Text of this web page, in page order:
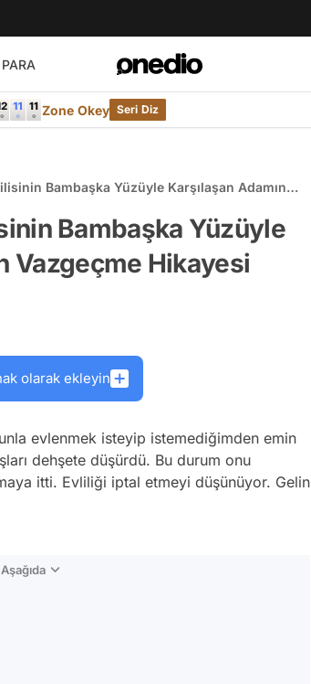
PARA
Zone Okey Seri Diz
Bambaşka Yüzüyle Karşılaşan Adamın
Bambaşka Yüzüyle
Vazgeçme Hikayesi
olarak ekleyin
evlenmek isteyip istemediğimden emin
dehşete düşürdü. Bu durum onu
itti. Evliliği iptal etmeyi düşünüyor. Gelin